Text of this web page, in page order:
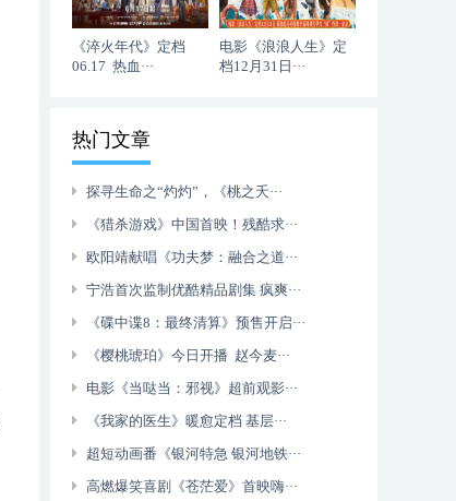
《淬火年代》定档
06.17 热血···
电影《浪浪人生》定
档12月31日···
热门文章
探寻生命之“灼灼”，《桃之夭···
《猎杀游戏》中国首映！残酷求···
欧阳靖献唱《功夫梦：融合之道···
宁浩首次监制优酷精品剧集 疯爽···
《碟中谍8：最终清算》预售开启···
《樱桃琥珀》今日开播 赵今麦···
电影《当哒当：邪视》超前观影···
《我家的医生》暖愈定档 基层···
超短动画番《银河特急 银河地铁···
高燃爆笑喜剧《苍茫爱》首映嗨···